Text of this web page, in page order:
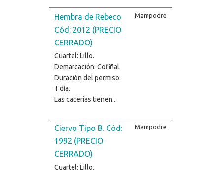
Hembra de Rebeco
Cód: 2012 (PRECIO
CERRADO)
Cuartel: Lillo.
Demarcación: Cofiñal.
Duración del permiso:
1 día.
Las cacerías tienen...
Mampodre
Ciervo Tipo B. Cód:
1992 (PRECIO
CERRADO)
Cuartel: Lillo.
Mampodre